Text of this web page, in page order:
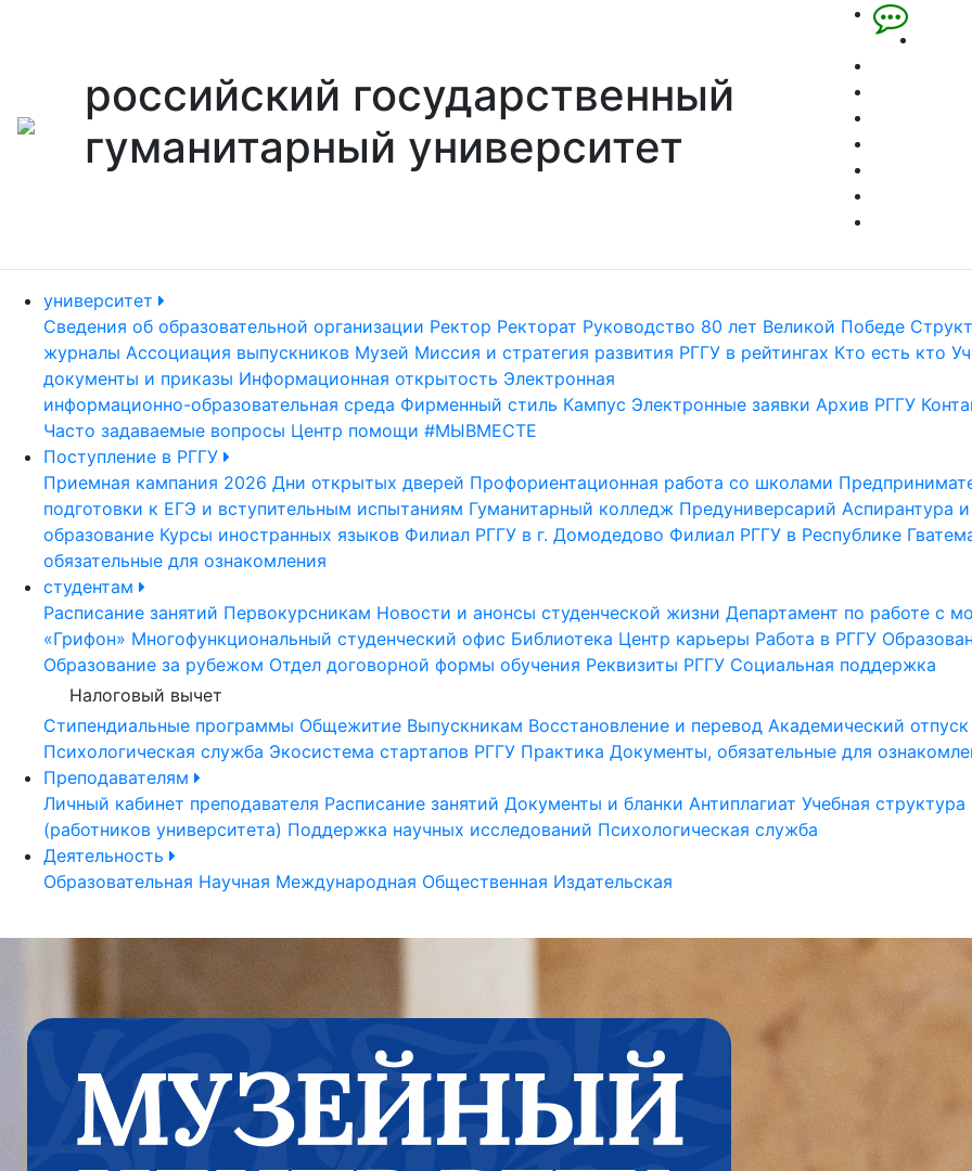
российский государственный
гуманитарный университет
университет
Сведения об образовательной организации Ректор Ректорат Руководство 80 лет Великой Победе
журналы Ассоциация выпускников Музей Миссия и стратегия развития РГГУ в рейтингах Кто есть кто
документы и приказы Информационная открытость Электронная
информационно-образовательная среда Фирменный стиль Кампус Электронные заявки Архив РГГУ
Часто задаваемые вопросы Центр помощи #МЫВМЕСТЕ
Поступление в РГГУ
Приемная кампания 2026 Дни открытых дверей Профориентационная работа со школами
подготовки к ЕГЭ и вступительным испытаниям Гуманитарный колледж Предуниверсарий Аспирантура
образование Курсы иностранных языков Филиал РГГУ в г. Домодедово Филиал РГГУ в Республике
обязательные для ознакомления
студентам
Расписание занятий Первокурсникам Новости и анонсы студенческой жизни Департамент по работе с
«Грифон» Многофункциональный студенческий офис Библиотека Центр карьеры Работа в РГГУ
Образование за рубежом Отдел договорной формы обучения Реквизиты РГГУ Социальная поддержка
Налоговый вычет
Стипендиальные программы Общежитие Выпускникам Восстановление и перевод Академический отпуск
Психологическая служба Экосистема стартапов РГГУ Практика Документы, обязательные для
Преподавателям
Личный кабинет преподавателя Расписание занятий Документы и бланки Антиплагиат Учебная структура
(работников университета) Поддержка научных исследований Психологическая служба
Деятельность
Образовательная Научная Международная Общественная Издательская